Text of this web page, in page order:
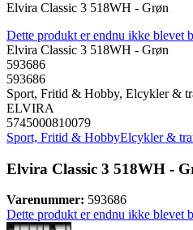
Elvira Classic 3 518WH - Grøn
Dette produkt er endnu ikke blevet
Elvira Classic 3 518WH - Grøn
593686
593686
Sport, Fritid & Hobby, Elcykler &
ELVIRA
5745000810079
Sport, Fritid & HobbyElcykler &
Elvira Classic 3 518WH -
Varenummer: 593686
Dette produkt er endnu ikke blevet